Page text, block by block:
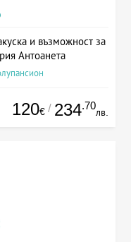
и възможност за
Антоанета
120€ / 234.70
лв.